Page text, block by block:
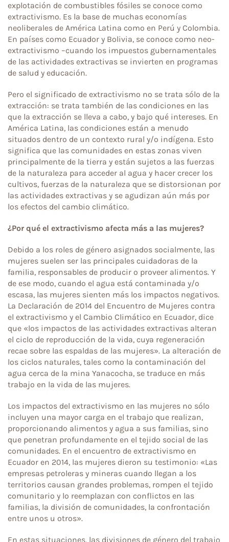
explotación de combustibles fósiles se conoce como
extractivismo. Es la base de muchas economías
neoliberales de América Latina como en Perú y Colombia.
En países como Ecuador y Bolivia, se conoce como neo-
extractivismo –cuando los impuestos gubernamentales
de las actividades extractivas se invierten en programas
de salud y educación.
Pero el significado de extractivismo no se trata sólo de la
extracción: se trata también de las condiciones en las
que la extracción se lleva a cabo, y bajo qué intereses. En
América Latina, las condiciones están a menudo
situados dentro de un contexto rural y/o indígena. Esto
significa que las comunidades en estas zonas viven
principalmente de la tierra y están sujetos a las fuerzas
de la naturaleza para acceder al agua y hacer crecer los
cultivos, fuerzas de la naturaleza que se distorsionan por
las actividades extractivas y se agudizan aún más por
los efectos del cambio climático.
¿Por qué el extractivismo afecta más a las mujeres?
Debido a los roles de género asignados socialmente, las
mujeres suelen ser las principales cuidadoras de la
familia, responsables de producir o proveer alimentos. Y
de ese modo, cuando el agua está contaminada y/o
escasa, las mujeres sienten más los impactos negativos.
La Declaración de 2014 del Encuentro de Mujeres contra
el extractivismo y el Cambio Climático en Ecuador, dice
que «los impactos de las actividades extractivas alteran
el ciclo de reproducción de la vida, cuya regeneración
recae sobre las espaldas de las mujeres». La alteración de
los ciclos naturales, tales como la contaminación del
agua cerca de la mina Yanacocha, se traduce en más
trabajo en la vida de las mujeres.
Los impactos del extractivismo en las mujeres no sólo
incluyen una mayor carga en el trabajo que realizan,
proporcionando alimentos y agua a sus familias, sino
que penetran profundamente en el tejido social de las
comunidades. En el encuentro de extractivismo en
Ecuador en 2014, las mujeres dieron su testimonio: «Las
empresas petroleras y mineras cuando llegan a los
territorios causan grandes problemas, rompen el tejido
comunitario y lo reemplazan con conflictos en las
familias, la división de comunidades, la confrontación
entre unos u otros».
En estas situaciones, las divisiones de género del trabajo